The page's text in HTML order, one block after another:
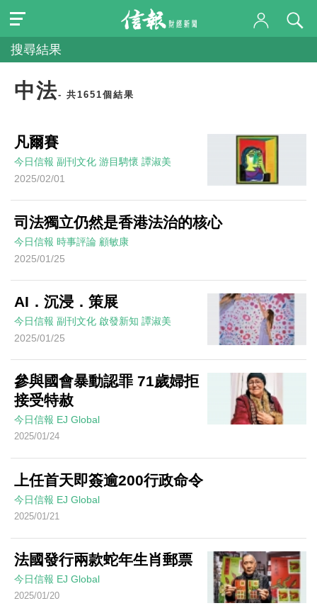
搜尋結果
中法- 共1651個結果
凡爾賽
今日信報 副刊文化 游目騁懷 譚淑美
2025/02/01
司法獨立仍然是香港法治的核心
今日信報 時事評論 顧敏康
2025/01/25
AI．沉浸．策展
今日信報 副刊文化 啟發新知 譚淑美
2025/01/25
參與國會暴動認罪 71歲婦拒
接受特赦
今日信報 EJ Global
2025/01/24
上任首天即簽逾200行政命令
今日信報 EJ Global
2025/01/21
法國發行兩款蛇年生肖郵票
今日信報 EJ Global
2025/01/20